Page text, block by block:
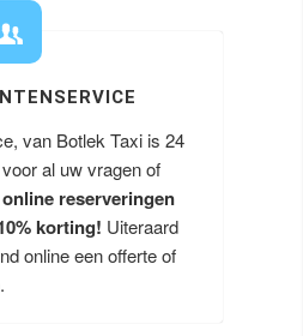
van Botlek Taxi is 24
al uw vragen of
reserveringen
korting! Uiteraard
online een offerte of